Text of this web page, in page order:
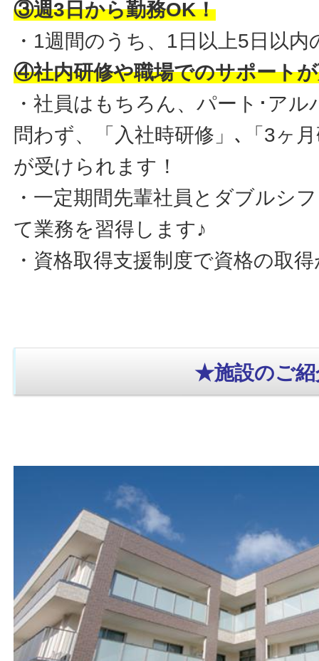
③週3日から勤務OK！
・1週間のうち、1日以上5日以
④社内研修や職場でのサポート
・社員はもちろん、パート･ア
問わず、
「入社時研修」､「3ヶ
が受けられます！
・一定期間先輩社員とダブルシ
て業務を習得します♪
・資格取得支援制度で資格の取
★施設のご